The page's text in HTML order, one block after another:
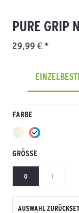
PURE GRIP
29,99 € *
FARBE
GRÖSSE
0 1
AUSWAHL